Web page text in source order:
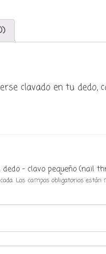
clavado en tu dedo,
– clavo pequeño (nail
Los campos obligatorios están